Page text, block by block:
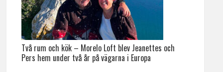
Två rum och kök – Morelo Loft blev Jeanettes och
Pers hem under två år på vägarna i Europa